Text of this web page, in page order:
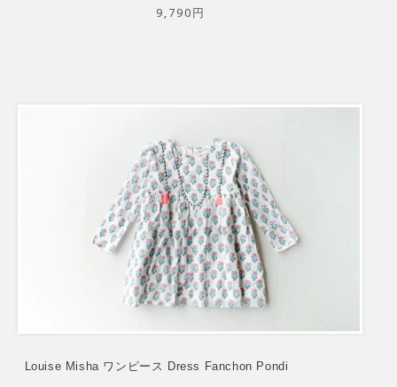
9,790円
Louise Misha ワンピース Dress Fanchon Pondi